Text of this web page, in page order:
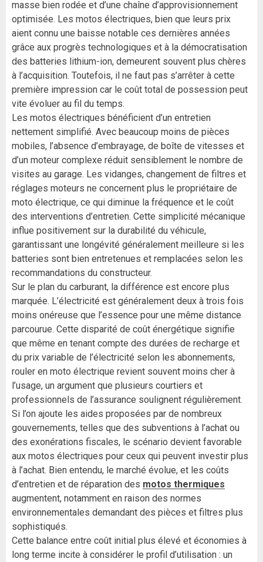
masse bien rodée et d’une chaîne d’approvisionnement
optimisée. Les motos électriques, bien que leurs prix
aient connu une baisse notable ces dernières années
grâce aux progrès technologiques et à la démocratisation
des batteries lithium-ion, demeurent souvent plus chères
à l’acquisition. Toutefois, il ne faut pas s’arrêter à cette
première impression car le coût total de possession peut
vite évoluer au fil du temps.
Les motos électriques bénéficient d’un entretien
nettement simplifié. Avec beaucoup moins de pièces
mobiles, l’absence d’embrayage, de boîte de vitesses et
d’un moteur complexe réduit sensiblement le nombre de
visites au garage. Les vidanges, changement de filtres et
réglages moteurs ne concernent plus le propriétaire de
moto électrique, ce qui diminue la fréquence et le coût
des interventions d’entretien. Cette simplicité mécanique
influe positivement sur la durabilité du véhicule,
garantissant une longévité généralement meilleure si les
batteries sont bien entretenues et remplacées selon les
recommandations du constructeur.
Sur le plan du carburant, la différence est encore plus
marquée. L’électricité est généralement deux à trois fois
moins onéreuse que l’essence pour une même distance
parcourue. Cette disparité de coût énergétique signifie
que même en tenant compte des durées de recharge et
du prix variable de l’électricité selon les abonnements,
rouler en moto électrique revient souvent moins cher à
l’usage, un argument que plusieurs courtiers et
professionnels de l’assurance soulignent régulièrement.
Si l’on ajoute les aides proposées par de nombreux
gouvernements, telles que des subventions à l’achat ou
des exonérations fiscales, le scénario devient favorable
aux motos électriques pour ceux qui peuvent investir plus
à l’achat. Bien entendu, le marché évolue, et les coûts
d’entretien et de réparation des motos thermiques
augmentent, notamment en raison des normes
environnementales demandant des pièces et filtres plus
sophistiqués.
Cette balance entre coût initial plus élevé et économies à
long terme incite à considérer le profil d’utilisation : un